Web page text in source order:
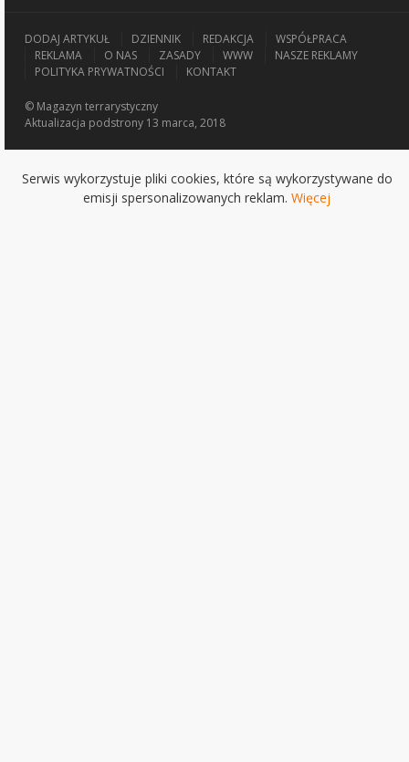
DODAJ ARTYKUŁ DZIENNIK REDAKCJA
WSPÓŁPRACA
REKLAMA
O NAS ZASADY WWW
NASZE REKLAMY
POLITYKA PRYWATNOŚCI
KONTAKT
© Magazyn terrarystyczny
Aktualizacja podstrony 13 marca, 2018
Serwis wykorzystuje pliki cookies, które są wykorzystywane do
emisji spersonalizowanych reklam. Więcej